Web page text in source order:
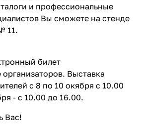
и профессиональные
Вы сможете на стенде
11.
билет
Выставка
с 8 по 10 окября с 10.00
- с 10.00 до 16.00.
Вас!